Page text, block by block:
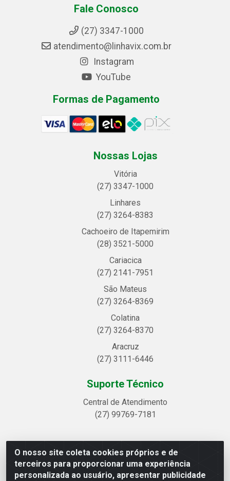
O nosso site coleta cookies próprios e de
terceiros para proporcionar uma experiência
personalizada ao usuário, apresentar publicidade
Fale Conosco
(27) 3347-1000
atendimento@linhavix.com.br
Instagram
YouTube
Formas de Pagamento
Nossas Lojas
Vitória
(27) 3347-1000
Linhares
(27) 3264-8383
Cachoeiro de Itapemirim
(28) 3521-5000
Cariacica
(27) 2141-7951
São Mateus
(27) 3264-8369
Colatina
(27) 3264-8370
Aracruz
(27) 3111-6446
Suporte Técnico
Central de Atendimento
(27) 99769-7181
Linhavix Distribuidora LTDA - Avenida Alegre, 2521 -
Quadra314 Lote 05 e 07 - Shell, Linhares/ES - CEP